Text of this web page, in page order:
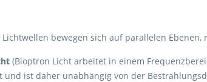
Lichtwellen bewegen sich auf parallelen
(Bioptron Licht arbeitet in einem
und ist daher unabhängig von der